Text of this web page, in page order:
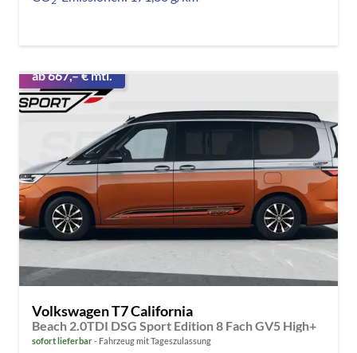
ab 667,– € mtl.
Volkswagen T7 California
Beach 2.0TDI DSG Sport Edition 8 Fach GV5 High+
sofort lieferbar Fahrzeug mit Tageszulassung